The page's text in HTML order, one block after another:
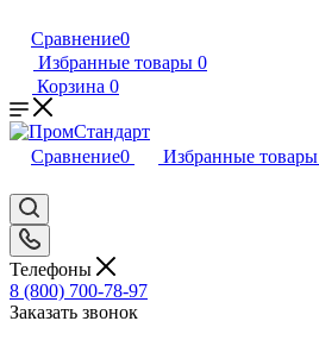
Сравнение0
Избранные товары 0
Корзина 0
Сравнение0 Избранные товары
Телефоны
8 (800) 700-78-97
Заказать звонок